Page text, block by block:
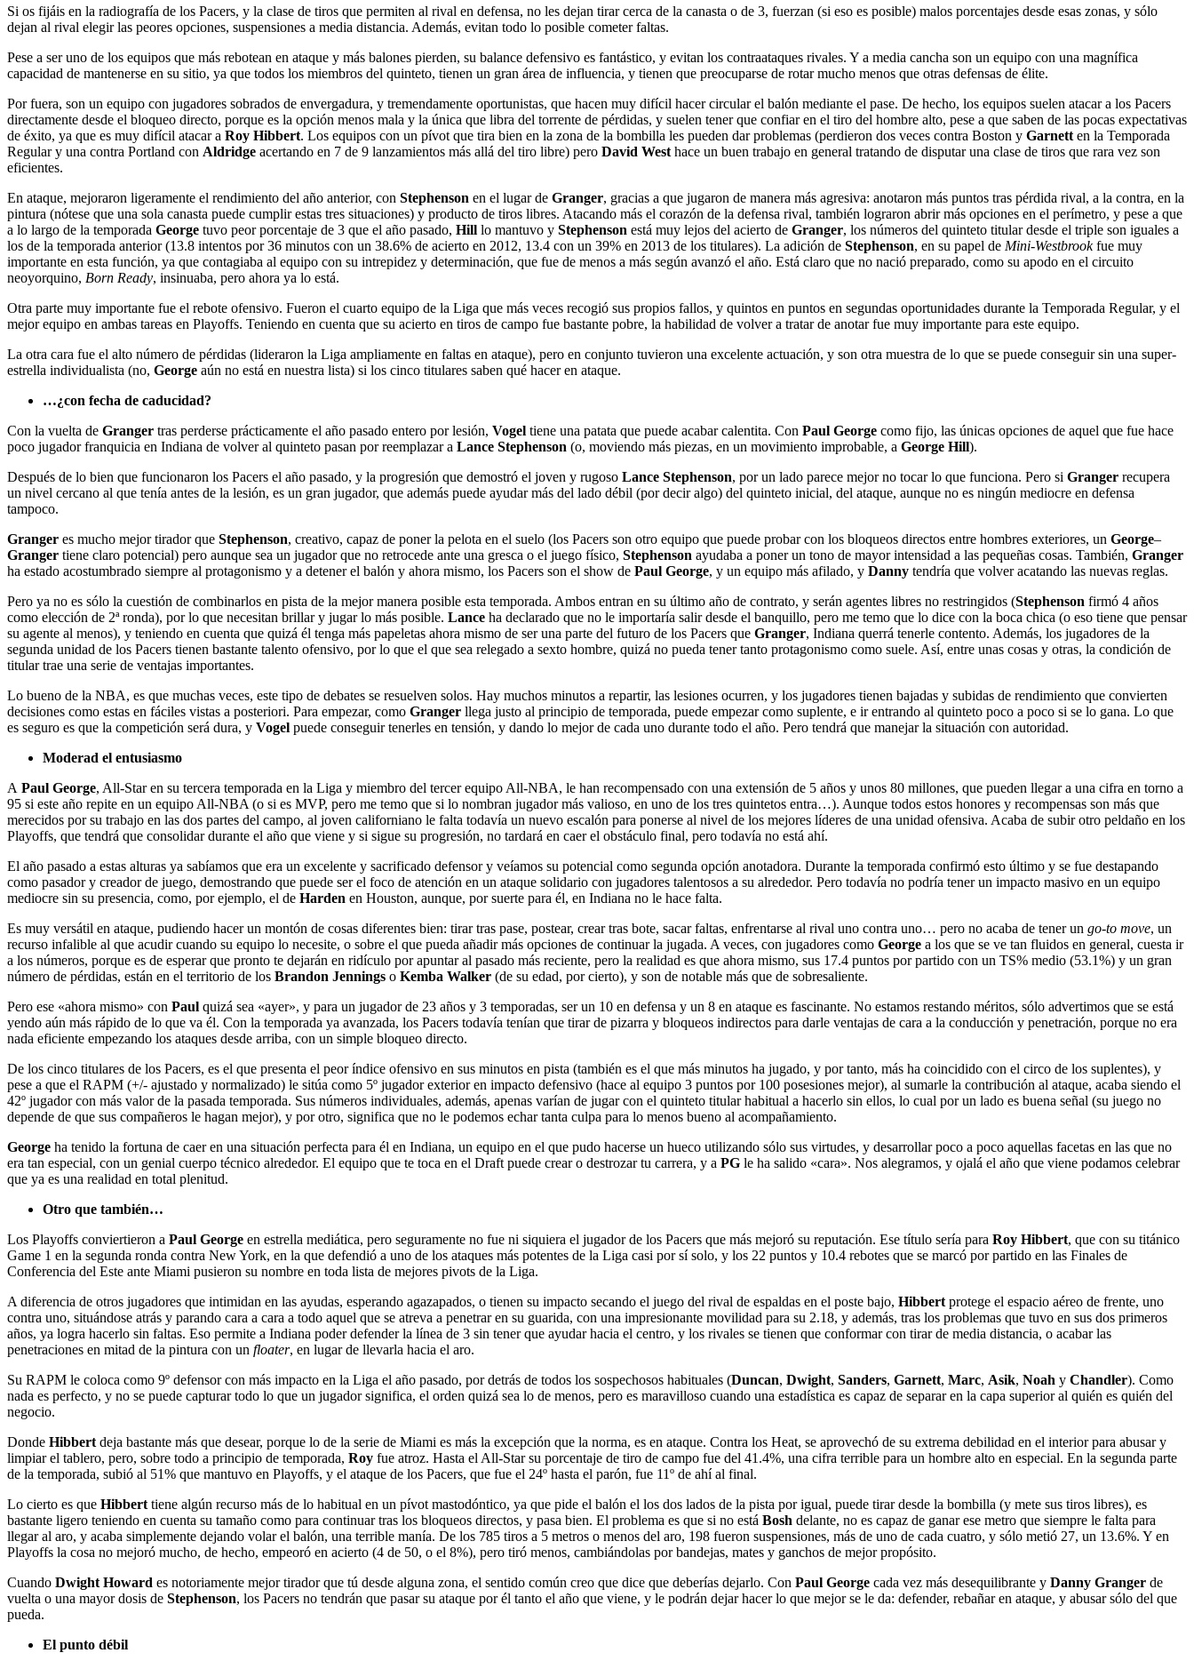
Si os fijáis en la radiografía de los Pacers, y la clase de tiros que permiten al rival en defensa, no les dejan tirar cerca de la canasta o de 3, fuerzan (si eso es posible) malos porcentajes desde esas zonas, y sólo
dejan al rival elegir las peores opciones, suspensiones a media distancia. Además, evitan todo lo posible cometer faltas.
Pese a ser uno de los equipos que más rebotean en ataque y más balones pierden, su balance defensivo es fantástico, y evitan los contraataques rivales. Y a media cancha son un equipo con una magnífica
capacidad de mantenerse en su sitio, ya que todos los miembros del quinteto, tienen un gran área de influencia, y tienen que preocuparse de rotar mucho menos que otras defensas de élite.
Por fuera, son un equipo con jugadores sobrados de envergadura, y tremendamente oportunistas, que hacen muy difícil hacer circular el balón mediante el pase. De hecho, los equipos suelen atacar a los Pacers
directamente desde el bloqueo directo, porque es la opción menos mala y la única que libra del torrente de pérdidas, y suelen tener que confiar en el tiro del hombre alto, pese a que saben de las pocas expectativas
de éxito, ya que es muy difícil atacar a Roy Hibbert. Los equipos con un pívot que tira bien en la zona de la bombilla les pueden dar problemas (perdieron dos veces contra Boston y Garnett en la Temporada
Regular y una contra Portland con Aldridge acertando en 7 de 9 lanzamientos más allá del tiro libre) pero David West hace un buen trabajo en general tratando de disputar una clase de tiros que rara vez son
eficientes.
En ataque, mejoraron ligeramente el rendimiento del año anterior, con Stephenson en el lugar de Granger, gracias a que jugaron de manera más agresiva: anotaron más puntos tras pérdida rival, a la contra, en la
pintura (nótese que una sola canasta puede cumplir estas tres situaciones) y producto de tiros libres. Atacando más el corazón de la defensa rival, también lograron abrir más opciones en el perímetro, y pese a que
a lo largo de la temporada George tuvo peor porcentaje de 3 que el año pasado, Hill lo mantuvo y Stephenson está muy lejos del acierto de Granger, los números del quinteto titular desde el triple son iguales a
los de la temporada anterior (13.8 intentos por 36 minutos con un 38.6% de acierto en 2012, 13.4 con un 39% en 2013 de los titulares). La adición de Stephenson, en su papel de Mini-Westbrookfue muy
importante en esta función, ya que contagiaba al equipo con su intrepidez y determinación, que fue de menos a más según avanzó el año. Está claro que no nació preparado, como su apodo en el circuito
neoyorquino, Born Ready, insinuaba, pero ahora ya lo está.
Otra parte muy importante fue el rebote ofensivo. Fueron el cuarto equipo de la Liga que más veces recogió sus propios fallos, y quintos en puntos en segundas oportunidades durante la Temporada Regular, y el
mejor equipo en ambas tareas en Playoffs. Teniendo en cuenta que su acierto en tiros de campo fue bastante pobre, la habilidad de volver a tratar de anotar fue muy importante para este equipo.
La otra cara fue el alto número de pérdidas (lideraron la Liga ampliamente en faltas en ataque), pero en conjunto tuvieron una excelente actuación, y son otra muestra de lo que se puede conseguir sin una super-
estrella individualista (no, George aún no está en nuestra lista) si los cinco titulares saben qué hacer en ataque.
…¿con fecha de caducidad?
Con la vuelta de Granger tras perderse prácticamente el año pasado entero por lesión, Vogel tiene una patata que puede acabar calentita. Con Paul George como fijo, las únicas opciones de aquel que fue hace
poco jugador franquicia en Indiana de volver al quinteto pasan por reemplazar a Lance Stephenson (o, moviendo más piezas, en un movimiento improbable, a George Hill).
Después de lo bien que funcionaron los Pacers el año pasado, y la progresión que demostró el joven y rugoso Lance Stephenson, por un lado parece mejor no tocar lo que funciona. Pero si Granger recupera
un nivel cercano al que tenía antes de la lesión, es un gran jugador, que además puede ayudar más del lado débil (por decir algo) del quinteto inicial, del ataque, aunque no es ningún mediocre en defensa
tampoco.
Granger es mucho mejor tirador que Stephenson, creativo, capaz de poner la pelota en el suelo (los Pacers son otro equipo que puede probar con los bloqueos directos entre hombres exteriores, un George–
Granger tiene claro potencial) pero aunque sea un jugador que no retrocede ante una gresca o el juego físico, Stephenson ayudaba a poner un tono de mayor intensidad a las pequeñas cosas. También, Granger
ha estado acostumbrado siempre al protagonismo y a detener el balón y ahora mismo, los Pacers son el show de Paul George, y un equipo más afilado, y Danny tendría que volver acatando las nuevas reglas.
Pero ya no es sólo la cuestión de combinarlos en pista de la mejor manera posible esta temporada. Ambos entran en su último año de contrato, y serán agentes libres no restringidos (Stephenson firmó 4 años
como elección de 2ª ronda), por lo que necesitan brillar y jugar lo más posible. Lance ha declarado que no le importaría salir desde el banquillo, pero me temo que lo dice con la boca chica (o eso tiene que pensar
su agente al menos), y teniendo en cuenta que quizá él tenga más papeletas ahora mismo de ser una parte del futuro de los Pacers que Granger, Indiana querrá tenerle contento. Además, los jugadores de la
segunda unidad de los Pacers tienen bastante talento ofensivo, por lo que el que sea relegado a sexto hombre, quizá no pueda tener tanto protagonismo como suele. Así, entre unas cosas y otras, la condición de
titular trae una serie de ventajas importantes.
Lo bueno de la NBA, es que muchas veces, este tipo de debates se resuelven solos. Hay muchos minutos a repartir, las lesiones ocurren, y los jugadores tienen bajadas y subidas de rendimiento que convierten
decisiones como estas en fáciles vistas a posteriori. Para empezar, como Granger llega justo al principio de temporada, puede empezar como suplente, e ir entrando al quinteto poco a poco si se lo gana. Lo que
es seguro es que la competición será dura, y Vogel puede conseguir tenerles en tensión, y dando lo mejor de cada uno durante todo el año. Pero tendrá que manejar la situación con autoridad.
Moderad el entusiasmo
A Paul George, All-Star en su tercera temporada en la Liga y miembro del tercer equipo All-NBA, le han recompensado con una extensión de 5 años y unos 80 millones, que pueden llegar a una cifra en torno a
95 si este año repite en un equipo All-NBA (o si es MVP, pero me temo que si lo nombran jugador más valioso, en uno de los tres quintetos entra…). Aunque todos estos honores y recompensas son más que
merecidos por su trabajo en las dos partes del campo, al joven californiano le falta todavía un nuevo escalón para ponerse al nivel de los mejores líderes de una unidad ofensiva. Acaba de subir otro peldaño en los
Playoffs, que tendrá que consolidar durante el año que viene y si sigue su progresión, no tardará en caer el obstáculo final, pero todavía no está ahí.
El año pasado a estas alturas ya sabíamos que era un excelente y sacrificado defensor y veíamos su potencial como segunda opción anotadora. Durante la temporada confirmó esto último y se fue destapando
como pasador y creador de juego, demostrando que puede ser el foco de atención en un ataque solidario con jugadores talentosos a su alrededor. Pero todavía no podría tener un impacto masivo en un equipo
mediocre sin su presencia, como, por ejemplo, el de Harden en Houston, aunque, por suerte para él, en Indiana no le hace falta.
Es muy versátil en ataque, pudiendo hacer un montón de cosas diferentes bien: tirar tras pase, postear, crear tras bote, sacar faltas, enfrentarse al rival uno contra uno… pero no acaba de tener un go-to move, un
recurso infalible al que acudir cuando su equipo lo necesite, o sobre el que pueda añadir más opciones de continuar la jugada. A veces, con jugadores como George a los que se ve tan fluidos en general, cuesta ir
a los números, porque es de esperar que pronto te dejarán en ridículo por apuntar al pasado más reciente, pero la realidad es que ahora mismo, sus 17.4 puntos por partido con un TS% medio (53.1%) y un gran
número de pérdidas, están en el territorio de los Brandon Jennings o Kemba Walker (de su edad, por cierto), y son de notable más que de sobresaliente.
Pero ese «ahora mismo» con Paul quizá sea «ayer», y para un jugador de 23 años y 3 temporadas, ser un 10 en defensa y un 8 en ataque es fascinante. No estamos restando méritos, sólo advertimos que se está
yendo aún más rápido de lo que va él. Con la temporada ya avanzada, los Pacers todavía tenían que tirar de pizarra y bloqueos indirectos para darle ventajas de cara a la conducción y penetración, porque no era
nada eficiente empezando los ataques desde arriba, con un simple bloqueo directo.
De los cinco titulares de los Pacers, es el que presenta el peor índice ofensivo en sus minutos en pista (también es el que más minutos ha jugado, y por tanto, más ha coincidido con el circo de los suplentes), y
pese a que el RAPM (+/- ajustado y normalizado) le sitúa como 5º jugador exterior en impacto defensivo (hace al equipo 3 puntos por 100 posesiones mejor), al sumarle la contribución al ataque, acaba siendo el
42º jugador con más valor de la pasada temporada. Sus números individuales, además, apenas varían de jugar con el quinteto titular habitual a hacerlo sin ellos, lo cual por un lado es buena señal (su juego no
depende de que sus compañeros le hagan mejor), y por otro, significa que no le podemos echar tanta culpa para lo menos bueno al acompañamiento.
George ha tenido la fortuna de caer en una situación perfecta para él en Indiana, un equipo en el que pudo hacerse un hueco utilizando sólo sus virtudes, y desarrollar poco a poco aquellas facetas en las que no
era tan especial, con un genial cuerpo técnico alrededor. El equipo que te toca en el Draft puede crear o destrozar tu carrera, y a PG le ha salido «cara». Nos alegramos, y ojalá el año que viene podamos celebrar
que ya es una realidad en total plenitud.
Otro que también…
Los Playoffs conviertieron a Paul George en estrella mediática, pero seguramente no fue ni siquiera el jugador de los Pacers que más mejoró su reputación. Ese título sería para Roy Hibbert, que con su titánico
Game 1 en la segunda ronda contra New York, en la que defendió a uno de los ataques más potentes de la Liga casi por sí solo, y los 22 puntos y 10.4 rebotes que se marcó por partido en las Finales de
Conferencia del Este ante Miami pusieron su nombre en toda lista de mejores pivots de la Liga.
A diferencia de otros jugadores que intimidan en las ayudas, esperando agazapados, o tienen su impacto secando el juego del rival de espaldas en el poste bajo, Hibbert protege el espacio aéreo de frente, uno
contra uno, situándose atrás y parando cara a cara a todo aquel que se atreva a penetrar en su guarida, con una impresionante movilidad para su 2.18, y además, tras los problemas que tuvo en sus dos primeros
años, ya logra hacerlo sin faltas. Eso permite a Indiana poder defender la línea de 3 sin tener que ayudar hacia el centro, y los rivales se tienen que conformar con tirar de media distancia, o acabar las
penetraciones en mitad de la pintura con un floater, en lugar de llevarla hacia el aro.
Su RAPM le coloca como 9º defensor con más impacto en la Liga el año pasado, por detrás de todos los sospechosos habituales (Duncan, Dwight, Sanders, Garnett, Marc, Asik, Noah y Chandler). Como
nada es perfecto, y no se puede capturar todo lo que un jugador significa, el orden quizá sea lo de menos, pero es maravilloso cuando una estadística es capaz de separar en la capa superior al quién es quién del
negocio.
Donde Hibbert deja bastante más que desear, porque lo de la serie de Miami es más la excepción que la norma, es en ataque. Contra los Heat, se aprovechó de su extrema debilidad en el interior para abusar y
limpiar el tablero, pero, sobre todo a principio de temporada, Roy fue atroz. Hasta el All-Star su porcentaje de tiro de campo fue del 41.4%, una cifra terrible para un hombre alto en especial. En la segunda parte
de la temporada, subió al 51% que mantuvo en Playoffs, y el ataque de los Pacers, que fue el 24º hasta el parón, fue 11º de ahí al final.
Lo cierto es que Hibbert tiene algún recurso más de lo habitual en un pívot mastodóntico, ya que pide el balón el los dos lados de la pista por igual, puede tirar desde la bombilla (y mete sus tiros libres), es
bastante ligero teniendo en cuenta su tamaño como para continuar tras los bloqueos directos, y pasa bien. El problema es que si no está Bosh delante, no es capaz de ganar ese metro que siempre le falta para
llegar al aro, y acaba simplemente dejando volar el balón, una terrible manía. De los 785 tiros a 5 metros o menos del aro, 198 fueron suspensiones, más de uno de cada cuatro, y sólo metió 27, un 13.6%. Y en
Playoffs la cosa no mejoró mucho, de hecho, empeoró en acierto (4 de 50, o el 8%), pero tiró menos, cambiándolas por bandejas, mates y ganchos de mejor propósito.
Cuando Dwight Howard es notoriamente mejor tirador que tú desde alguna zona, el sentido común creo que dice que deberías dejarlo. Con Paul George cada vez más desequilibrante y Danny Granger de
vuelta o una mayor dosis de Stephenson, los Pacers no tendrán que pasar su ataque por él tanto el año que viene, y le podrán dejar hacer lo que mejor se le da: defender, rebañar en ataque, y abusar sólo del que
pueda.
El punto débil